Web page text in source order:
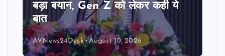
बड़ा बयान, Gen Z को लेकर कही ये
बात
AVNews24Desk August 10, 2026